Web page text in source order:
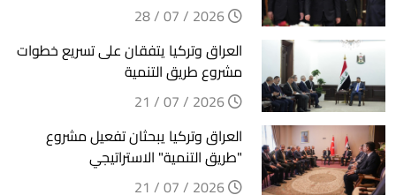
العراق وتركيا يتفقان على تسريع خطوات
مشروع طريق التنمية
العراق وتركيا يبحثان تفعيل مشروع
"طريق التنمية" الاستراتيجي